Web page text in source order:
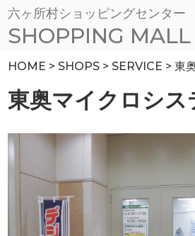
六ヶ所村ショッピングセンター
SHOPPING MALL
HOME > SHOPS > SERVICE >東
東奥マイクロシス